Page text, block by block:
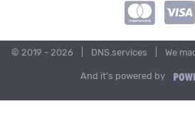
© 2019 - 2026 DNS.services We
And it's powered by